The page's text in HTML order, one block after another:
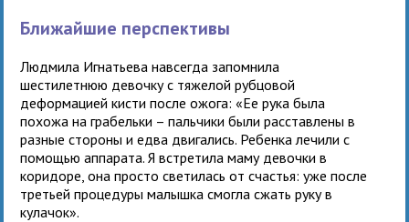
Ближайшие перспективы
Людмила Игнатьева навсегда запомнила
шестилетнюю девочку с тяжелой рубцовой
деформацией кисти после ожога: «Ее рука была
похожа на грабельки – пальчики были расставлены в
разные стороны и едва двигались. Ребенка лечили с
помощью аппарата. Я встретила маму девочки в
коридоре, она просто светилась от счастья: уже после
третьей процедуры малышка смогла сжать руку в
кулачок».